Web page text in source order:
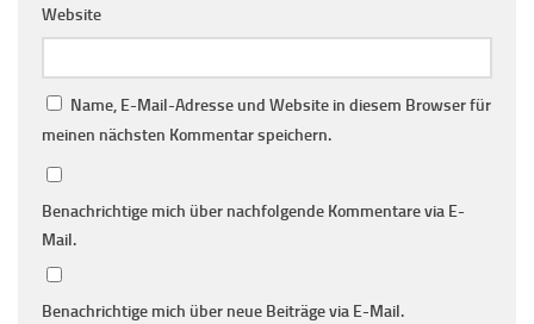
Website
Name, E-Mail-Adresse und Website in diesem Browser für
meinen nächsten Kommentar speichern.
Benachrichtige mich über nachfolgende Kommentare via E-
Mail.
Benachrichtige mich über neue Beiträge via E-Mail.